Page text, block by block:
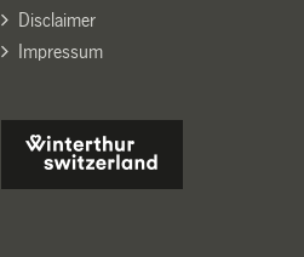
Disclaimer
Impressum